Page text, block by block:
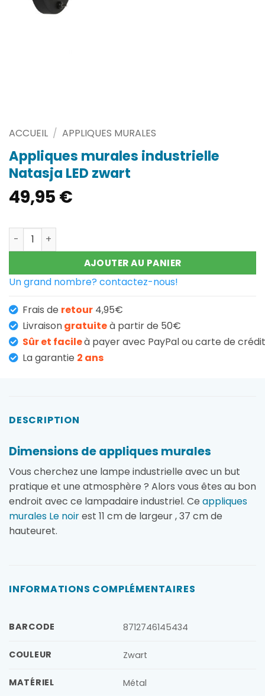
ACCUEIL / APPLIQUES MURALES
Appliques murales industrielle
Natasja LED zwart
49,95 €
quantité de Appliques murales industrielle Natasja LED
AJOUTER AU PANIER
Un grand nombre? contactez-nous!
Frais de retour 4,95€
Livraisongratuiteà partir de 50€
Sûr et facileà payer avec PayPal ou carte de crédit
La garantie 2 ans
DESCRIPTION
Dimensions de appliques murales
Vous cherchez une lampe industrielle avec un but
pratique et une atmosphère ? Alors vous êtes au bon
endroit avec ce lampadaire industriel. Ce appliques
murales Le noirest 11 cm de largeur , 37 cm de
hauteuret.
INFORMATIONS COMPLÉMENTAIRES
BARCODE 8712746145434
COULEUR Zwart
MATÉRIEL Métal